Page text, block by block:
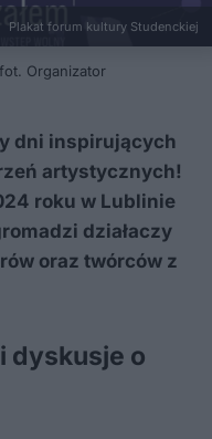
Plakat forum kultury Studenckiej
Organizator
dni inspirujących
artystycznych!
roku w Lublinie
działaczy
oraz twórców z
dyskusje o